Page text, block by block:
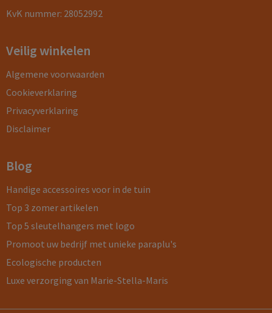
KvK nummer: 28052992
Veilig winkelen
Algemene voorwaarden
Cookieverklaring
Privacyverklaring
Disclaimer
Blog
Handige accessoires voor in de tuin
Top 3 zomer artikelen
Top 5 sleutelhangers met logo
Promoot uw bedrijf met unieke paraplu's
Ecologische producten
Luxe verzorging van Marie-Stella-Maris